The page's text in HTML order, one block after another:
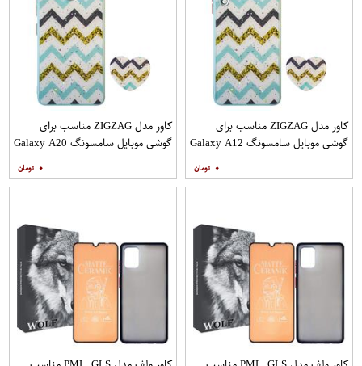
کاور مدل ZIGZAG مناسب برای
گوشی موبایل سامسونگ Galaxy A12
۰
کاور مدل ZIGZAG مناسب برای
گوشی موبایل سامسونگ Galaxy A20
۰